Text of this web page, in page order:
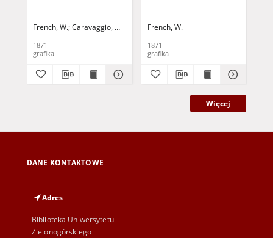
French, W. Caravaggio, Michelangelo (1573-1610)
1871
grafika
French, W.
1871
grafika
Więcej
DANE KONTAKTOWE
Adres
Biblioteka Uniwersytetu
Zielonogórskiego